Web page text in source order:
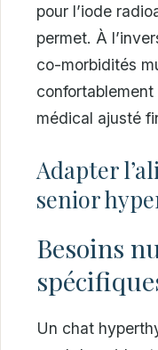
pour l’iode
permet. À
co-morbidités
médical ajusté
Adapter
senior
Besoins
Un chat